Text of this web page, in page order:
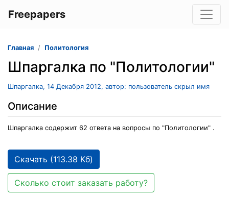
Freepapers
Главная Политология
Шпаргалка по "Политологии"
Шпаргалка, 14 Декабря 2012, автор: пользователь скрыл имя
Описание
Шпаргалка содержит 62 ответа на вопросы по "Политологии" .
Скачать (113.38 Кб)
Сколько стоит заказать работу?